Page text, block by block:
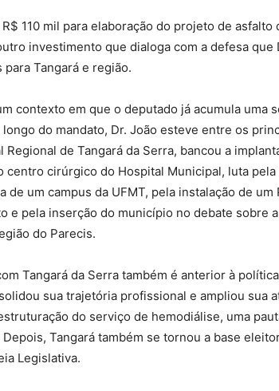
110 mil para elaboração do projeto de asfalto
investimento que dialoga com a defesa que
Tangará e região.
contexto em que o deputado já acumula uma
do mandato, Dr. João esteve entre os
de Tangará da Serra, bancou a
centro cirúrgico do Hospital Municipal, luta
de um campus da UFMT, pela instalação de
e pela inserção do município no debate sobre
do Parecis.
Tangará da Serra também é anterior à
sua trajetória profissional e ampliou sua
do serviço de hemodiálise, uma
Tangará também se tornou a base
Legislativa.